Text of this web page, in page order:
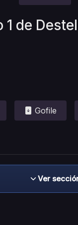
de
Gofile
Ver